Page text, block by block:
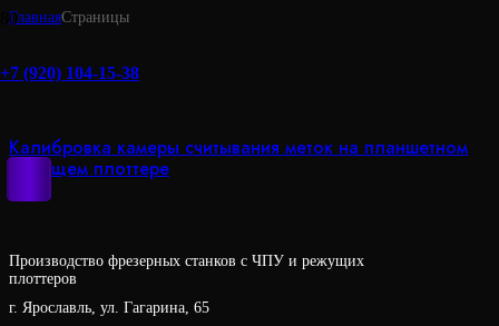
+7 (920) 104-15-38
ГлавнаяСтраницы
Планшетные режущие плоттеры OCELOT
Калибровка камеры считывания меток на планшетном
режущем плоттере
Производство фрезерных станков с ЧПУ и режущих
плоттеров
г. Ярославль, ул. Гагарина, 65